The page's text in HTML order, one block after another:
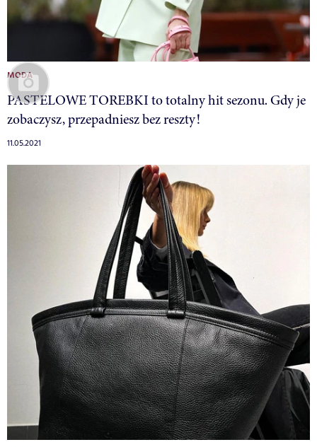
MODA
PASTELOWE TOREBKI to totalny hit sezonu. Gdy je
zobaczysz, przepadniesz bez reszty!
11.05.2021